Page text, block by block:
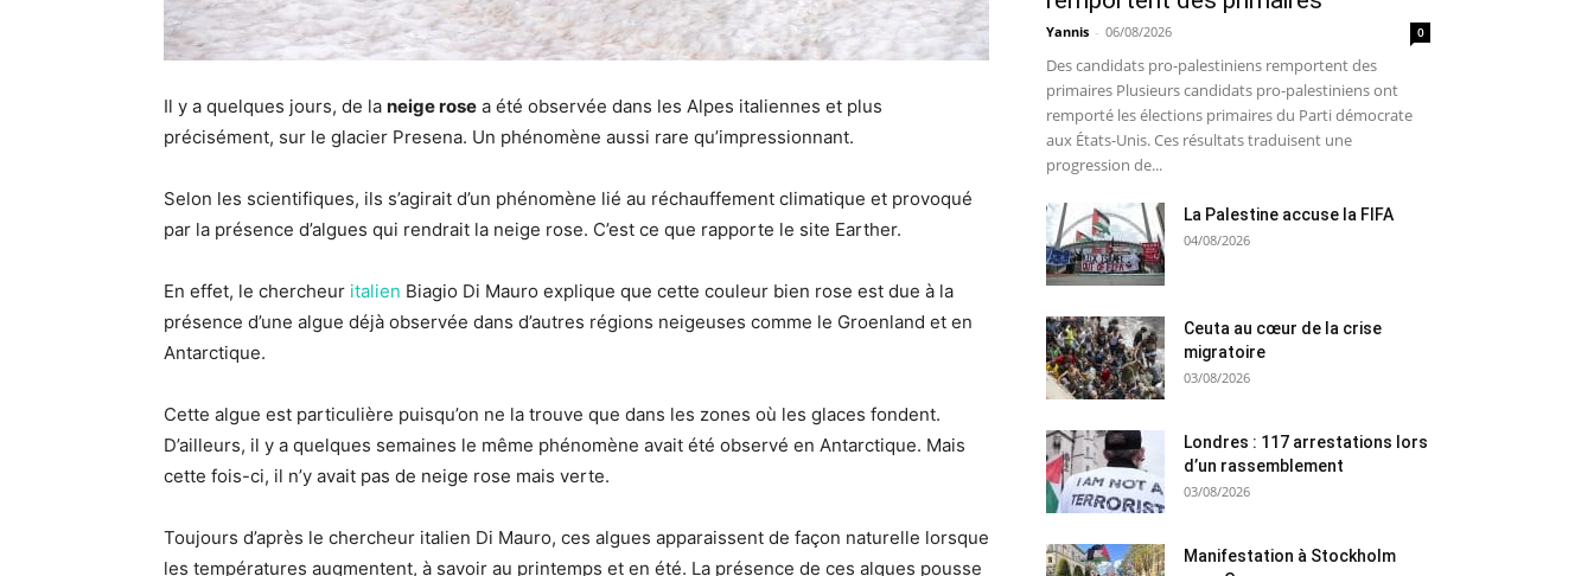
Il y a quelques jours, de la neige rose a été observée dans les Alpes italiennes et plus
précisément, sur le glacier Presena. Un phénomène aussi rare qu’impressionnant.
Selon les scientifiques, ils s’agirait d’un phénomène lié au réchauffement climatique et provoqué
par la présence d’algues qui rendrait la neige rose. C’est ce que rapporte le site Earther.
En effet, le cher­cheur italien Biagio Di Mauro explique que cette couleur bien rose est due à la
présence d’une algue déjà observée dans d’autres régions neigeuses comme le Groenland et en
Antarctique.
Cette algue est particulière puisqu’on ne la trouve que dans les zones où les glaces fondent.
D’ailleurs, il y a quelques semaines le même phénomène avait été observé en Antarctique. Mais
cette fois-ci, il n’y avait pas de neige rose mais verte.
Toujours d’après le chercheur italien Di Mauro, ces algues apparaissent de façon naturelle lorsque
les températures augmentent, à savoir au printemps et en été. La présence de ces algues pousse
Yannis - 06/08/2026 0
Des candidats pro-palestiniens remportent des
primaires Plusieurs candidats pro-palestiniens ont
remporté les élections primaires du Parti démocrate
aux États-Unis. Ces résultats traduisent une
progression de...
La Palestine accuse la FIFA
04/08/2026
Ceuta au cœur de la crise
migratoire
03/08/2026
Londres : 117 arrestations lors
d’un rassemblement
03/08/2026
Manifestation à Stockholm